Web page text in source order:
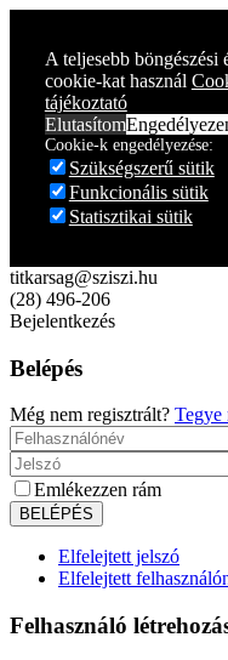
A teljesebb böngészési
cookie-kat használ
tájékoztató
Elutasítom
Cookie-k engedélyezése:
Szükségszerű sütik
Funkcionális sütik
Statisztikai sütik
titkarsag@sziszi.hu
(28) 496-206
Bejelentkezés
Belépés
Még nem regisztrált? Tegye
Emlékezzen rám
Elfelejtett jelszó
Elfelejtett
Felhasználó